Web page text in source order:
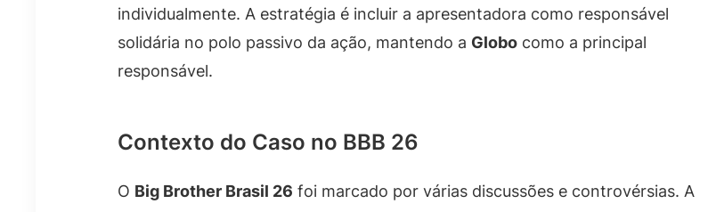
individualmente. A estratégia é incluir a apresentadora como responsável
solidária no polo passivo da ação, mantendo a Globo como a principal
responsável.
Contexto do Caso no BBB 26
O Big Brother Brasil 26 foi marcado por várias discussões e controvérsias. A